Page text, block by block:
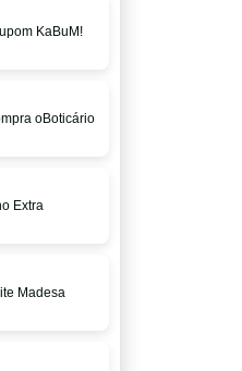
KaBuM!
oBoticário
Extra
Madesa